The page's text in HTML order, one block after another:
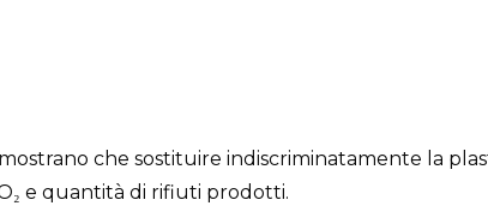
che sostituire indiscriminatamente la
e quantità di rifiuti prodotti.